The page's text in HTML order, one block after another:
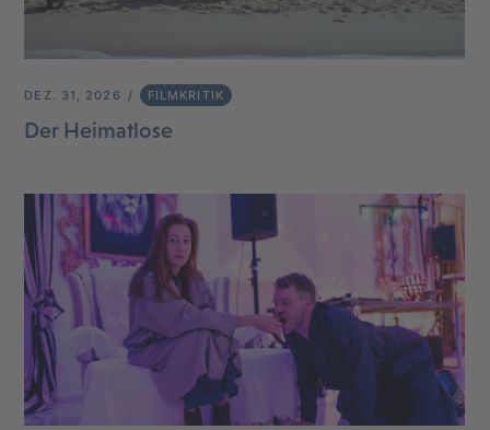
DEZ. 31, 2026 FILMKRITIK
Der Heimatlose